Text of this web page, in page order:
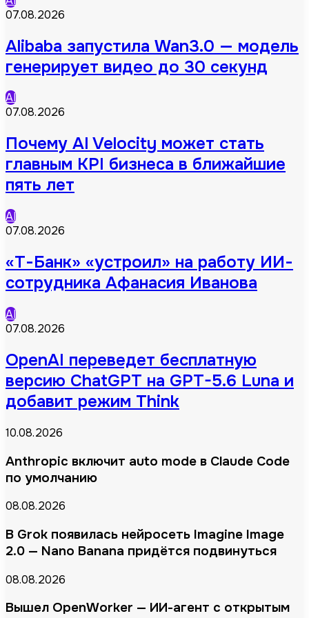
07.08.2026
Alibaba запустила Wan3.0 — модель
генерирует видео до 30 секунд
AI
07.08.2026
Почему AI Velocity может стать
главным KPI бизнеса в ближайшие
пять лет
AI
07.08.2026
«Т-Банк» «устроил» на работу ИИ-
сотрудника Афанасия Иванова
AI
07.08.2026
OpenAI переведет бесплатную
версию ChatGPT на GPT-5.6 Luna и
добавит режим Think
10.08.2026
Anthropic включит auto mode в Claude Code
по умолчанию
08.08.2026
В Grok появилась нейросеть Imagine Image
2.0 — Nano Banana придётся подвинуться
08.08.2026
Вышел OpenWorker — ИИ-агент с открытым